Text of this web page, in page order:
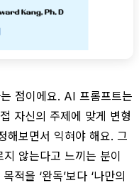
점이에요. AI 프롬프트는
자신의 주제에 맞게 변형
해보면서 익혀야 해요. 그
않는다고 느끼는 분이
적을 ‘완독’보다 ‘나만의